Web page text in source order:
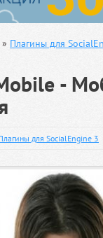
» Плагины для
-
для SocialEngine 3